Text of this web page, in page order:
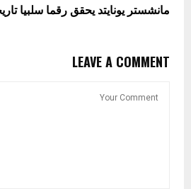
مانشستر يونايتد يحقق رقما سلبيا
LEAVE A COMMENT